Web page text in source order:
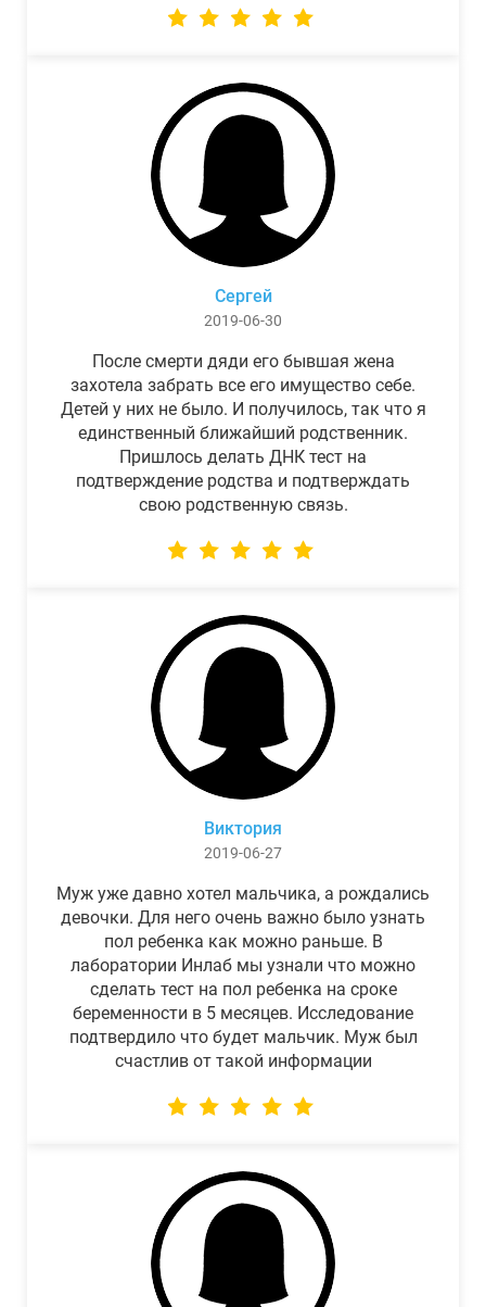
Сергей
2019-06-30
После смерти дяди его бывшая жена
захотела забрать все его имущество себе.
Детей у них не было. И получилось, так что я
единственный ближайший родственник.
Пришлось делать ДНК тест на
подтверждение родства и подтверждать
свою родственную связь.
Виктория
2019-06-27
Муж уже давно хотел мальчика, а рождались
девочки. Для него очень важно было узнать
пол ребенка как можно раньше. В
лаборатории Инлаб мы узнали что можно
сделать тест на пол ребенка на сроке
беременности в 5 месяцев. Исследование
подтвердило что будет мальчик. Муж был
счастлив от такой информации